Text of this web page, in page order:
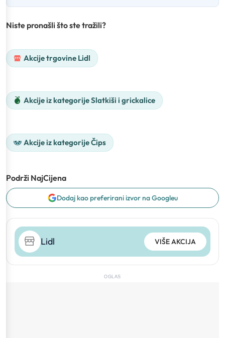
Niste pronašli što ste tražili?
Akcije trgovine Lidl
Akcije iz kategorije Slatkiši i grickalice
Akcije iz kategorije Čips
Podrži NajCijena
Dodaj kao preferirani izvor na Googleu
Lidl VIŠE AKCIJA
OGLAS